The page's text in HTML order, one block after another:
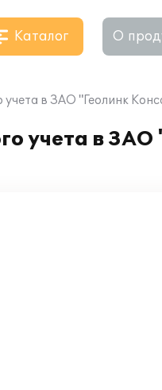
Каталог О
учета в ЗАО "Геолинк
учета в